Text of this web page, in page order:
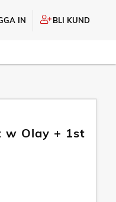
IN BLI KUND
w Olay + 1st